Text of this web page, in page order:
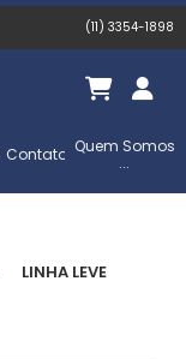
(11) 3354-1898
Contato Quem Somos
...
LINHA LEVE